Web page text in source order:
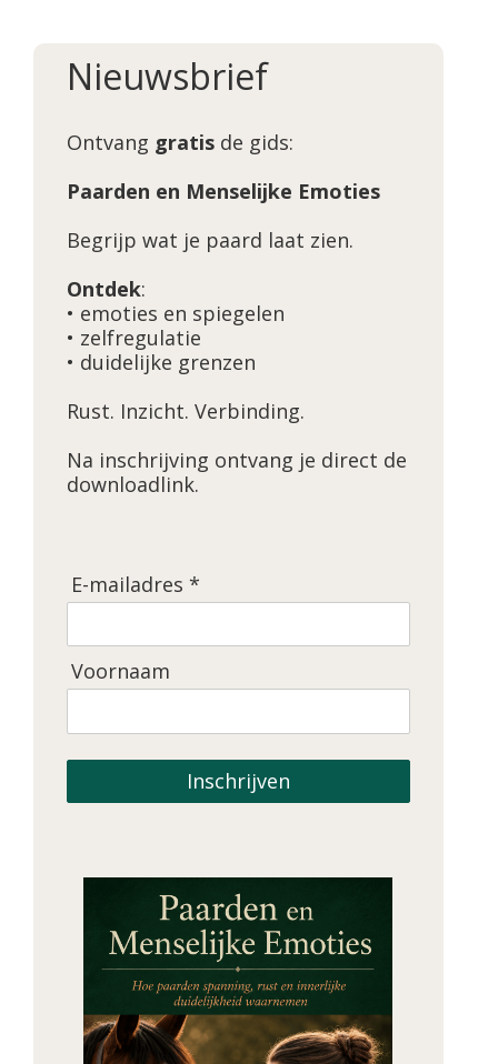
Nieuwsbrief
Ontvang gratis de gids:
Paarden en Menselijke Emoties
Begrijp wat je paard laat zien.
Ontdek:
• emoties en spiegelen
• zelfregulatie
• duidelijke grenzen
Rust. Inzicht. Verbinding.
Na inschrijving ontvang je direct de
downloadlink.
E-mailadres *
Voornaam
Inschrijven